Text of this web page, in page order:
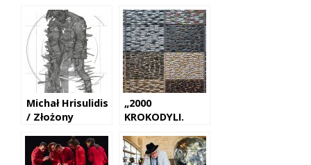
Michał Hrisulidis
/ Złożony
„2000
KROKODYLI.